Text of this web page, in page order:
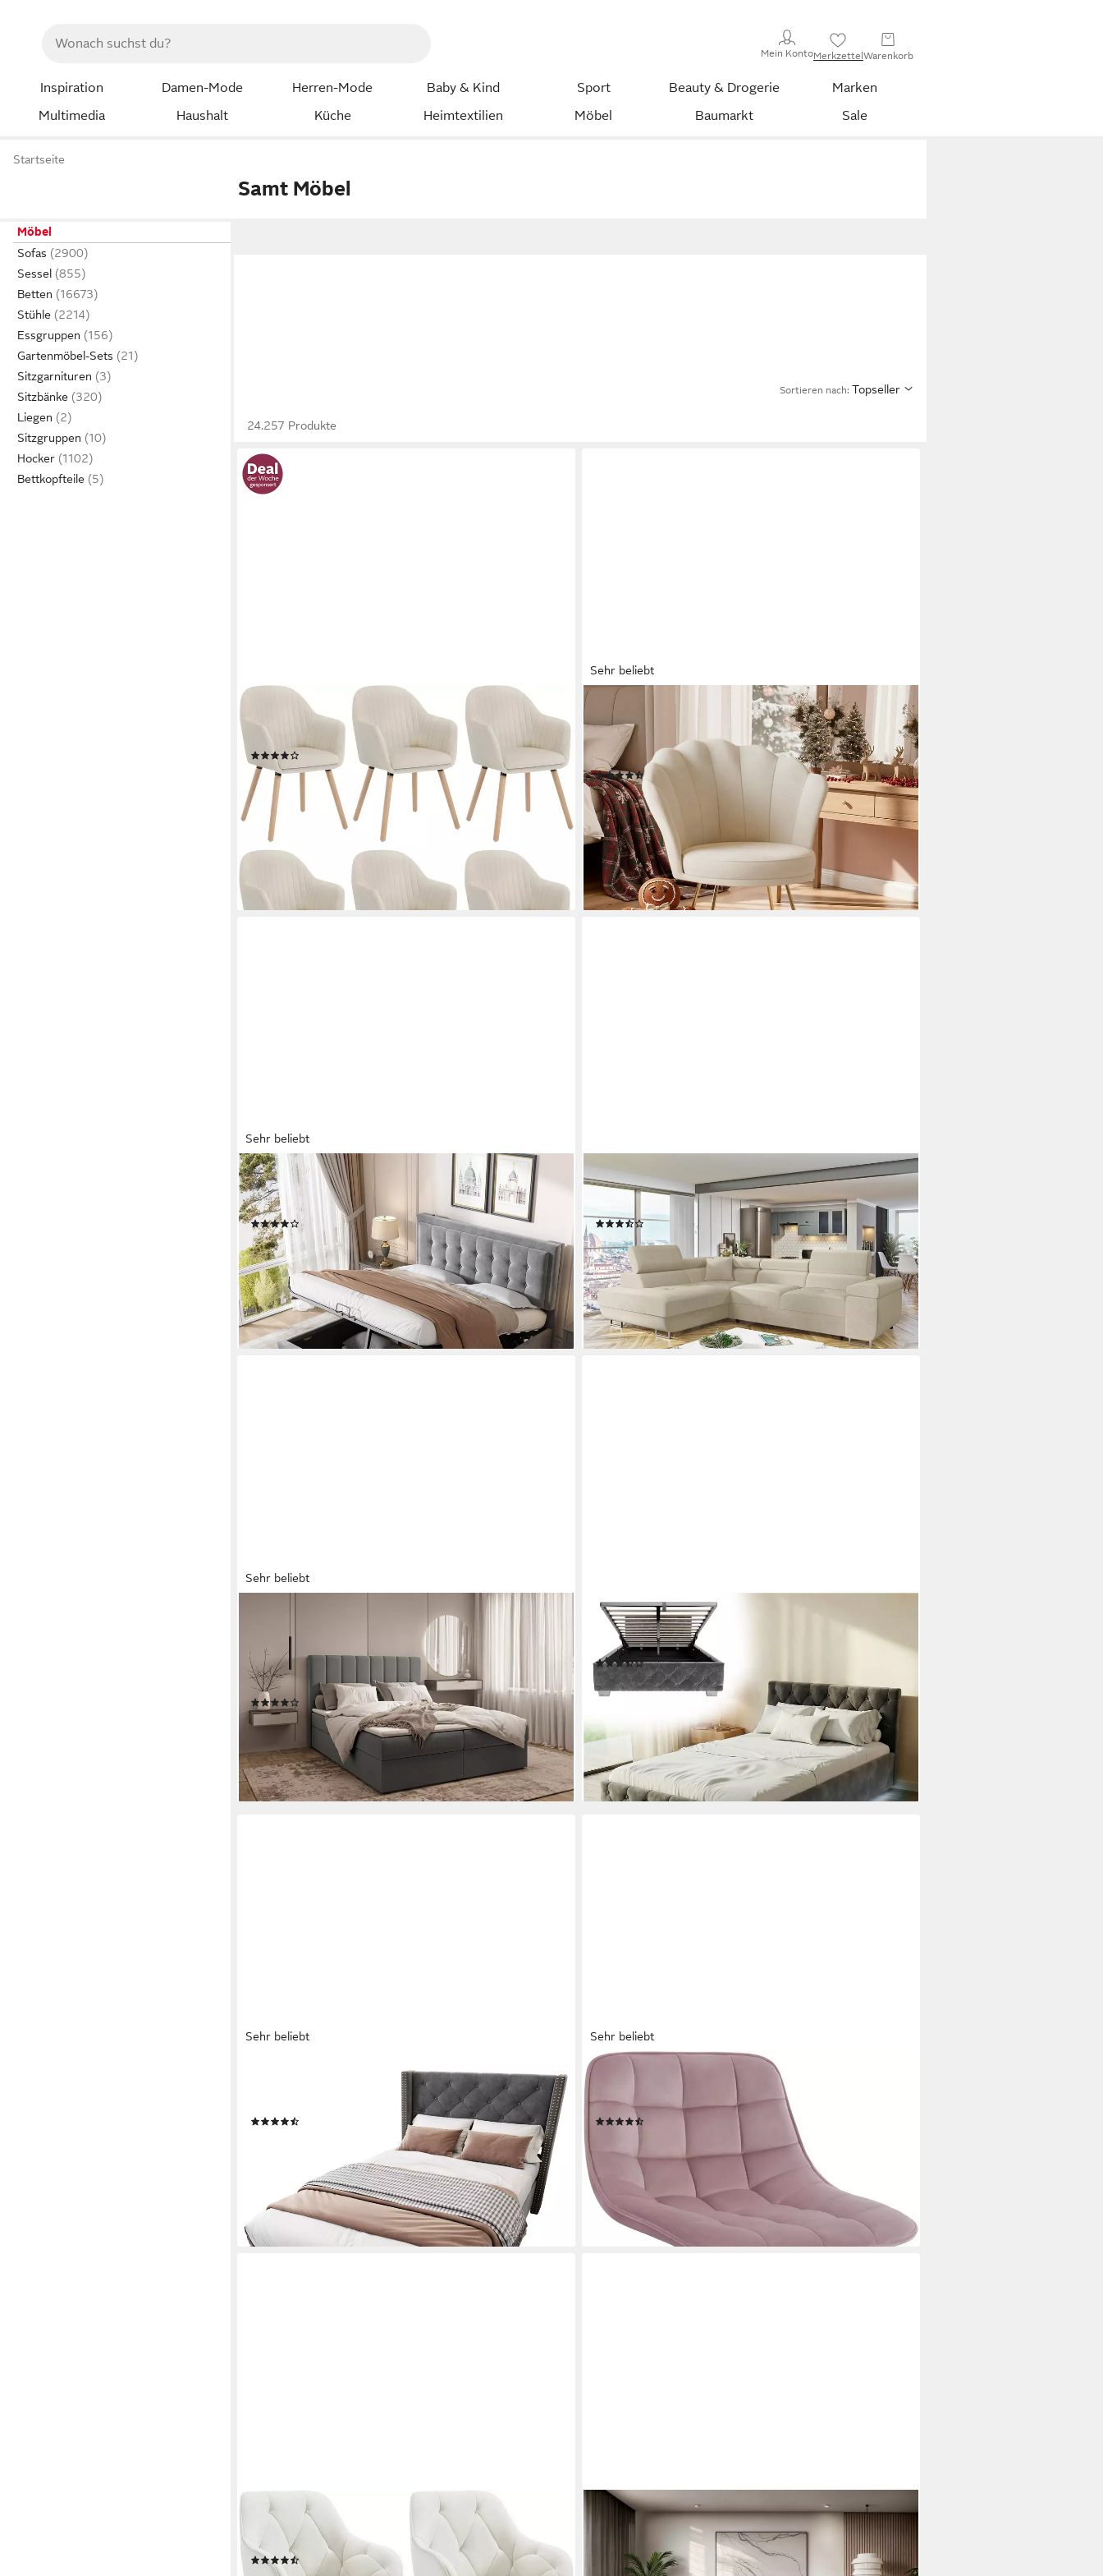
Mein KontoMerkzettelWarenkorb
Inspiration Damen-Mode Herren-Mode Baby & Kind Sport Beauty & Drogerie
Marken
Multimedia
Haushalt Küche Heimtextilien Möbel Baumarkt Sale
Startseite
Samt Möbel
Möbel
Sofas
Sessel
Betten
Stühle
Essgruppen
Gartenmöbel-Sets
Sitzgarnituren
Sitzbänke
Liegen
Sitzgruppen
Hocker
Bettkopfteile
Sortieren nach: Topseller
24.257 Produkte
Esszimmerstuhl (6 St), Esszimmerstühle mit Armlehne
Samt Massivholz
324,49 € UVP875,00 €
nur bis Dienstag
(54,08 €/ 1 Stk)
-63%
lieferbar - in 3-4 Werktagen bei dir
Sehr beliebt
HAWTHYHOME
Polsterstuhl Polstersessel mit Blütenblatt-Rückenlehne &
Goldene Metallbeine (1 St), ideal für Esszimmer &
Schminktisch
(38)
ab 89,99 €
-53%
lieferbar - in 3-4 Werktagen bei dir
Sehr beliebt
FLIEKS
Polsterbett, Hydraulisches Stauraumbett Doppelbett Samt
140x200cm
(126)
ab 239,99 € UVP 719,99 €
-67%
lieferbar - in 5-6 Werktagen bei dir
MIRJAN24
Ecksofa Torezio, mit Bettkasten und Schlaffunktion,
Einstellbare Kopfstützen, 274x203x70-90 cm
(165)
899,00 € UVP
-31%
lieferbar - in 7-9 Werktagen bei dir
+13
Sehr beliebt
Boxbett Bett 01 (Bonell, Topper, Doppelbett gepolstertes
Kopfteil mit Bettkasten Boxbett - 140x200 cm, aus Samt,
Polsterbett Kontinentalbett, dekorativem Kopfteil),
(BxHxT):143/163/183x113x214 cm
(109)
ab 659,00 € UVP899,00 €
lieferbar - in 4-5 Werktagen bei dir
JUSKYS
Polsterbett Nizza, Stauraum, LED Licht, Chesterfield
Steppung, Samtbezug
(222)
ab 319,99 € 479,99 €
-33%
lieferbar - in 3-4 Werktagen bei dir
Sehr beliebt
Polsterbett, Massivholz Einzelbett 90x200cm mit
Lattenrost und Polster-Kopfteil
lieferbar - in 5-6 Werktagen bei dir
Sehr beliebt
WOLTU
Barhocker (1 St), Schminkhocker 360° Schwenken Samt
Sitz 38-49.5cm Hoch rosa
39,99 € 78,99 €
lieferbar - in 3-4 Werktagen bei dir
+1
WOLTU
Polsterstuhl (Set, 2 St), Esszimmerstühle Ergonomisches
Design Stuhl
OTTO HOME
Ecksofa AZITA L-Form, 270 cm - OTTO. Verlässliche
Qualität., wahlweise als Schlafsofa m. Bettkasten, Bubble-